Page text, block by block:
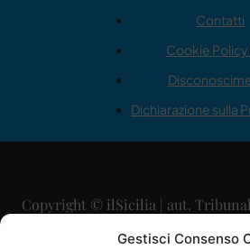
Gestisci Consenso
Contatti
Cookie Policy
Dichiarazione sulla
Copyright © ilSicilia | aut.
29/09/2015